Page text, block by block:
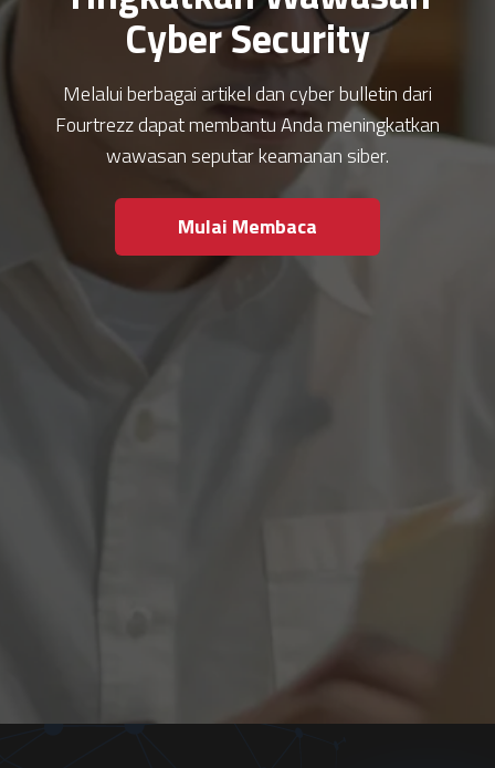
Cyber Security
Melalui berbagai artikel dan cyber bulletin dari
Fourtrezz dapat membantu Anda meningkatkan
wawasan seputar keamanan siber.
Mulai Membaca